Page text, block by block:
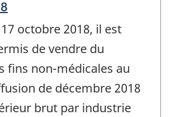
octobre 2018, il est
de vendre du
fins non-médicales au
de décembre 2018
brut par industrie